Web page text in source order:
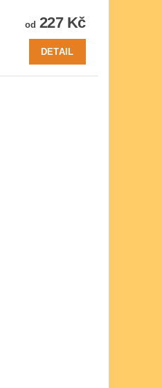
od 227 Kč
DETAIL